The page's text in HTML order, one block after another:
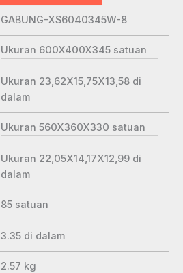
GABUNG-XS6040345W-8
Ukuran 600X400X345 satuan
Ukuran 23,62X15,75X13,58 di
dalam
Ukuran 560X360X330 satuan
Ukuran 22,05X14,17X12,99 di
dalam
85 satuan
3.35 di dalam
2.57 kg